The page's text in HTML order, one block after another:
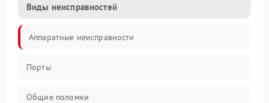
Виды неисправностей
Аппаратные неисправности
Порты
Общие поломки